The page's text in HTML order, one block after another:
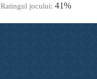
Ratingul jocului: 41%